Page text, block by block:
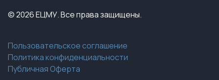
© 2026 ЕЦМУ. Все права защищены.
Пользовательское соглашение
Политика конфиденциальности
Публичная Оферта